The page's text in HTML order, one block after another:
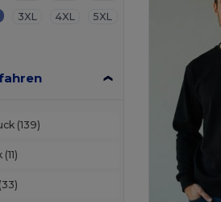
3XL 4XL
5XL
(139)
(11)
(33)